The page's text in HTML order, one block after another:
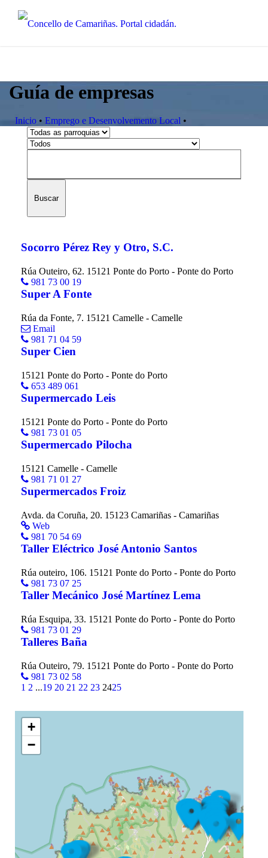
Guía de empresas
Inicio • Emprego e Desenvolvemento Local •
Buscar
Socorro Pérez Rey y Otro, S.C.
Rúa Outeiro, 62. 15121 Ponte do Porto - Ponte do Porto
981 73 00 19
Super A Fonte
Rúa da Fonte, 7. 15121 Camelle - Camelle
Email
981 71 04 59
Super Cien
15121 Ponte do Porto - Ponte do Porto
653 489 061
Supermercado Leis
15121 Ponte do Porto - Ponte do Porto
981 73 01 05
Supermercado Pilocha
15121 Camelle - Camelle
981 71 01 27
Supermercados Froiz
Avda. da Coruña, 20. 15123 Camariñas - Camariñas
Web
981 70 54 69
Taller Eléctrico José Antonio Santos
Rúa outeiro, 106. 15121 Ponte do Porto - Ponte do Porto
981 73 07 25
Taller Mecánico José Martínez Lema
Rúa Esquipa, 33. 15121 Ponte do Porto - Ponte do Porto
981 73 01 29
Talleres Baña
Rúa Outeiro, 79. 15121 Ponte do Porto - Ponte do Porto
981 73 02 58
1 2 ...19 20 21 22 23 2425
+
−